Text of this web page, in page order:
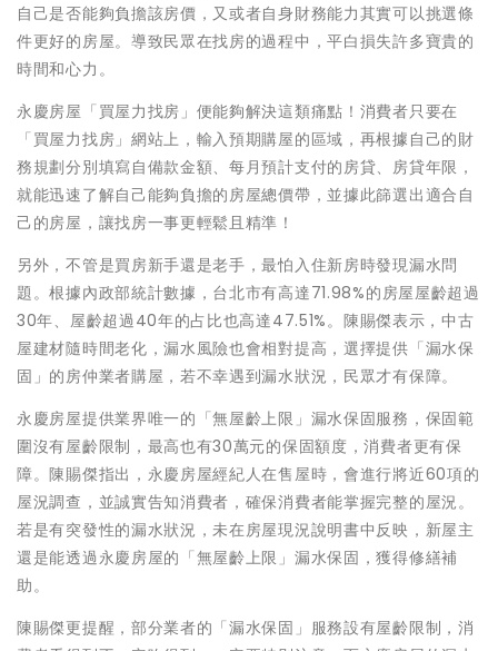
自己是否能夠負擔該房價，又或者自身財務能力其實可以挑選條
件更好的房屋。導致民眾在找房的過程中，平白損失許多寶貴的
時間和心力。
永慶房屋「買屋力找房」便能夠解決這類痛點！消費者只要在
「買屋力找房」網站上，輸入預期購屋的區域，再根據自己的財
務規劃分別填寫自備款金額、每月預計支付的房貸、房貸年限，
就能迅速了解自己能夠負擔的房屋總價帶，並據此篩選出適合自
己的房屋，讓找房一事更輕鬆且精準！
另外，不管是買房新手還是老手，最怕入住新房時發現漏水問
題。根據內政部統計數據，台北市有高達71.98%的房屋屋齡超過
30年、屋齡超過40年的占比也高達47.51%。陳賜傑表示，中古
屋建材隨時間老化，漏水風險也會相對提高，選擇提供「漏水保
固」的房仲業者購屋，若不幸遇到漏水狀況，民眾才有保障。
永慶房屋提供業界唯一的「無屋齡上限」漏水保固服務，保固範
圍沒有屋齡限制，最高也有30萬元的保固額度，消費者更有保
障。陳賜傑指出，永慶房屋經紀人在售屋時，會進行將近60項的
屋況調查，並誠實告知消費者，確保消費者能掌握完整的屋況。
若是有突發性的漏水狀況，未在房屋現況說明書中反映，新屋主
還是能透過永慶房屋的「無屋齡上限」漏水保固，獲得修繕補
助。
陳賜傑更提醒，部分業者的「漏水保固」服務設有屋齡限制，消